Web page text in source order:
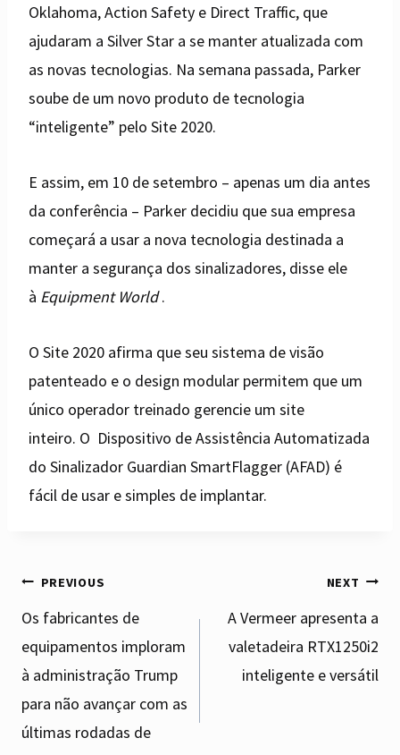
Oklahoma, Action Safety e Direct Traffic, que
ajudaram a Silver Star a se manter atualizada com
as novas tecnologias. Na semana passada, Parker
soube de um novo produto de tecnologia
“inteligente” pelo Site 2020.
E assim, em 10 de setembro – apenas um dia antes
da conferência – Parker decidiu que sua empresa
começará a usar a nova tecnologia destinada a
manter a segurança dos sinalizadores, disse ele
à Equipment World.
O Site 2020 afirma que seu sistema de visão
patenteado e o design modular permitem que um
único operador treinado gerencie um site
inteiro. O Dispositivo de Assistência Automatizada
do Sinalizador Guardian SmartFlagger (AFAD) é
fácil de usar e simples de implantar.
Post
navigation
PREVIOUS
Os fabricantes de
equipamentos imploram
à administração Trump
para não avançar com as
últimas rodadas de
NEXT
A Vermeer apresenta a
valetadeira RTX1250i2
inteligente e versátil